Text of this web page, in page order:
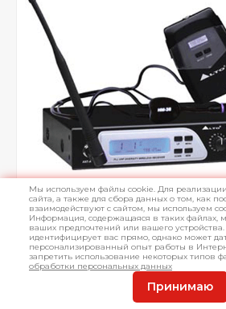
Мы используем файлы cookie. Для
сайта, а также для сбора данных о том, как
взаимодействуют с сайтом, мы используем
Информация, содержащаяся в таких файлах,
ваших предпочтений или вашего
идентифицирует вас прямо, однако может
персонализированный опыт работы в
запретить использование некоторых типов
обработки персональных данных
Принимаю